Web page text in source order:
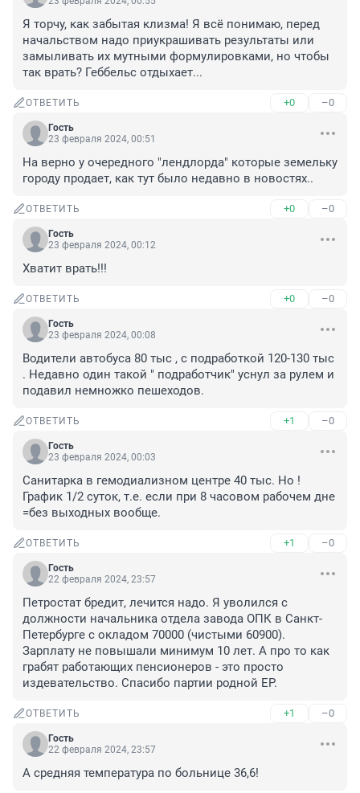
Я торчу, как забытая клизма! Я всё понимаю, перед
начальством надо приукрашивать результаты или
замыливать их мутными формулировками, но чтобы
так врать? Геббельс отдыхает...
ОТВЕТИТЬ +0 –0
Гость
23 февраля 2024, 00:51
На верно у очередного "лендлорда" которые земельку
городу продает, как тут было недавно в новостях..
ОТВЕТИТЬ +0 –0
Гость
23 февраля 2024, 00:12
Хватит врать!!!
ОТВЕТИТЬ +0 –0
Гость
23 февраля 2024, 00:08
Водители автобуса 80 тыс , с подработкой 120-130 тыс
. Недавно один такой " подработчик" уснул за рулем и
подавил немножко пешеходов.
ОТВЕТИТЬ +1 –0
Гость
23 февраля 2024, 00:03
Санитарка в гемодиализном центре 40 тыс. Но !
График 1/2 суток, т.е. если при 8 часовом рабочем дне
=без выходных вообще.
ОТВЕТИТЬ +1 –0
Гость
22 февраля 2024, 23:57
Петростат бредит, лечится надо. Я уволился с
должности начальника отдела завода ОПК в Санкт-
Петербурге с окладом 70000 (чистыми 60900).
Зарплату не повышали минимум 10 лет. А про то как
грабят работающих пенсионеров - это просто
издевательство. Спасибо партии родной ЕР.
ОТВЕТИТЬ +1 –0
Гость
22 февраля 2024, 23:57
А средняя температура по больнице 36,6!